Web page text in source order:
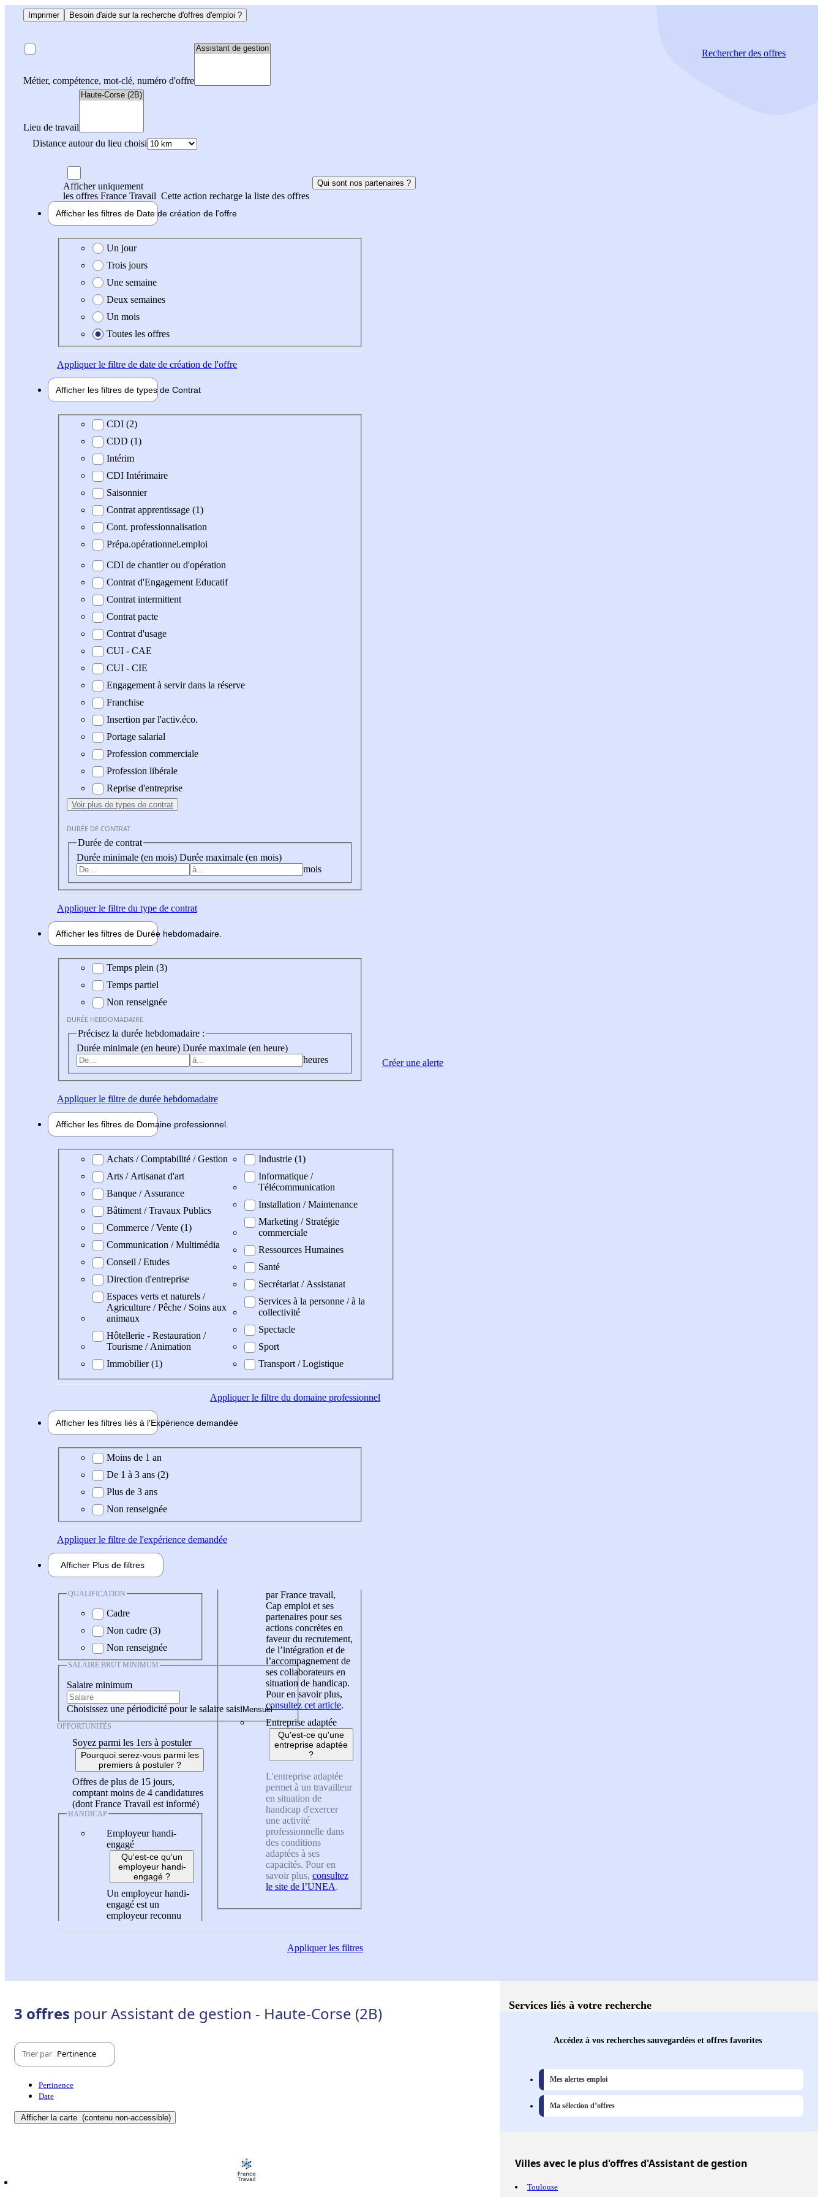
Imprimer Besoin d'aide sur la recherche d'offres d'emploi ?
Métier, compétence, mot-clé, numéro d'offre
Lieu de travail
Distance autour du lieu choisi
Rechercherdes offres
Afficher uniquement
les offres France Travail Cette action recharge la liste des offres
Qui sont nos partenaires ?
Afficher les filtres de Date de création de l'offre
Date de création de l'offre
Un jour
Trois jours
Une semaine
Deux semaines
Un mois
Toutes les offres
Appliquerle filtre de date de création de l'offre
Afficher les filtres de types de Contrat
Type de contrat
CDI (2)
CDD (1)
Intérim
CDI Intérimaire
Saisonnier
Contrat apprentissage (1)
Cont. professionnalisation
Prépa.opérationnel.emploi
CDI de chantier ou d'opération
Contrat d'Engagement Educatif
Contrat intermittent
Contrat pacte
Contrat d'usage
CUI - CAE
CUI - CIE
Engagement à servir dans la réserve
Franchise
Insertion par l'activ.éco.
Portage salarial
Profession commerciale
Profession libérale
Reprise d'entreprise
Voir plus de types de contrat
DURÉE DE CONTRAT
Durée de contrat
Durée minimale (en mois) Durée maximale (en mois)
mois
Appliquerle filtre du type de contrat
Afficher les filtres de Durée hebdomadaire
Durée hebdomadaire
Temps plein (3)
Temps partiel
Non renseignée
DURÉE HEBDOMADAIRE
Précisez la durée hebdomadaire :
Durée minimale (en heure) Durée maximale (en heure)
heures
Appliquerle filtre de durée hebdomadaire
Afficher les filtres de Domaine professionnel
Domaine professionel
Achats / Comptabilité / Gestion
Arts / Artisanat d'art
Banque / Assurance
Bâtiment / Travaux Publics
Commerce / Vente (1)
Communication / Multimédia
Conseil / Etudes
Direction d'entreprise
Espaces verts et naturels /
Agriculture / Pêche / Soins aux
animaux
Hôtellerie - Restauration /
Tourisme / Animation
Immobilier (1)
Industrie (1)
Informatique /
Télécommunication
Installation / Maintenance
Marketing / Stratégie
commerciale
Ressources Humaines
Santé
Secrétariat / Assistanat
Services à la personne / à la
collectivité
Spectacle
Sport
Transport / Logistique
Appliquerle filtre du domaine professionnel
Afficher les filtres liés à l'Expérience demandée
Expérience demandée
Moins de 1 an
De 1 à 3 ans (2)
Plus de 3 ans
Non renseignée
Appliquerle filtre de l'expérience demandée
Afficher Plus de filtres
QUALIFICATION
Cadre
Non cadre (3)
Non renseignée
SALAIRE BRUT MINIMUM
Salaire minimum
Choisissez une périodicité pour le salaire saisi
OPPORTUNITÉS
Soyez parmi les 1ers à postuler
Pourquoi serez-vous parmi les
premiers à postuler ?
Offres de plus de 15 jours,
comptant moins de 4 candidatures
(dont France Travail est informé)
HANDICAP
Employeur handi-
engagé
Qu'est-ce qu'un
employeur handi-
engagé ?
Un employeur handi-
engagé est un
employeur reconnu
par France travail,
Cap emploi et ses
partenaires pour ses
actions concrètes en
faveur du recrutement,
de l’intégration et de
l’accompagnement de
ses collaborateurs en
situation de handicap.
Pour en savoir plus,
consultez cet article.
Entreprise adaptée
Qu'est-ce qu'une
entreprise adaptée
?
L'entreprise adaptée
permet à un travailleur
en situation de
handicap d'exercer
une activité
professionnelle dans
des conditions
adaptées à ses
capacités. Pour en
savoir plus, consultez
le site de l’UNEA.
Appliquerles filtres
Créer une alerte
3 offres pour Assistant de gestion - Haute-Corse (2B)
Trier par Pertinence
Pertinence
Date
Afficher la carte (contenu non-accessible)
Services liés à votre recherche
Accédez à vos recherches sauvegardées et offres favorites
Mes alertes emploi
Ma sélection d’offres
Villesavec le plus d'offres d'Assistant de gestion
Toulouse